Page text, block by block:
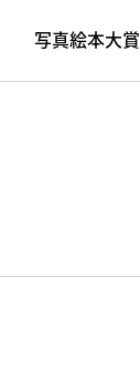
写真絵本大賞